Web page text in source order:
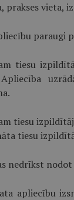
prakses vieta,
paraugi
tiesu
Apliecība
tiesu
tiesu
nedrīkst
apliecību